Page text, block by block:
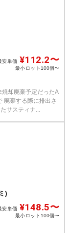
安単価 ¥112.2〜
最小ロット100個〜
却廃棄予定だったA
廃棄する際に排出さ
サスティナ...
)
安単価 ¥148.5〜
最小ロット100個〜